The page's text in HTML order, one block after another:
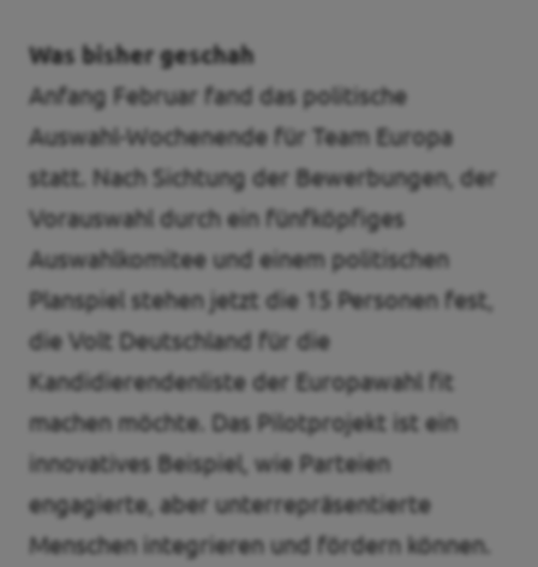
Was bisher geschah
Anfang Februar fand das politische
Auswahl-Wochenende für Team Europa
statt. Nach Sichtung der Bewerbungen, der
Vorauswahl durch ein fünfköpfiges
Auswahlkomitee und einem politischen
Planspiel stehen jetzt die 15 Personen fest,
die Volt Deutschland für die
Kandidierendenliste der Europawahl fit
machen möchte. Das Pilotprojekt ist ein
innovatives Beispiel, wie Parteien
engagierte, aber unterrepräsentierte
Menschen integrieren und fördern können.